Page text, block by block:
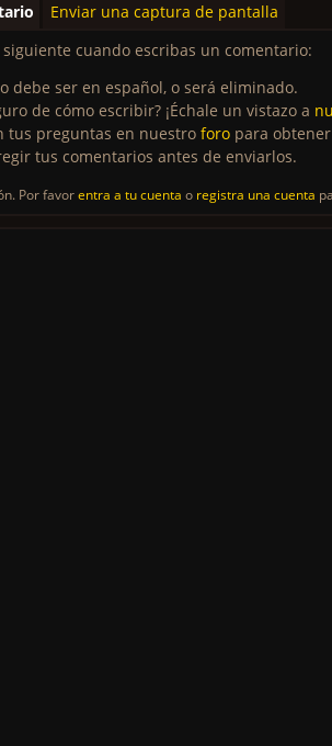
Enviar una captura de pantalla
cuando escribas un comentario:
debe ser en español, o será eliminado.
de cómo escribir? ¡Échale un vistazo a
tus preguntas en nuestro foro para
tus comentarios antes de enviarlos.
Por favorentra a tu cuenta o registra una cuenta